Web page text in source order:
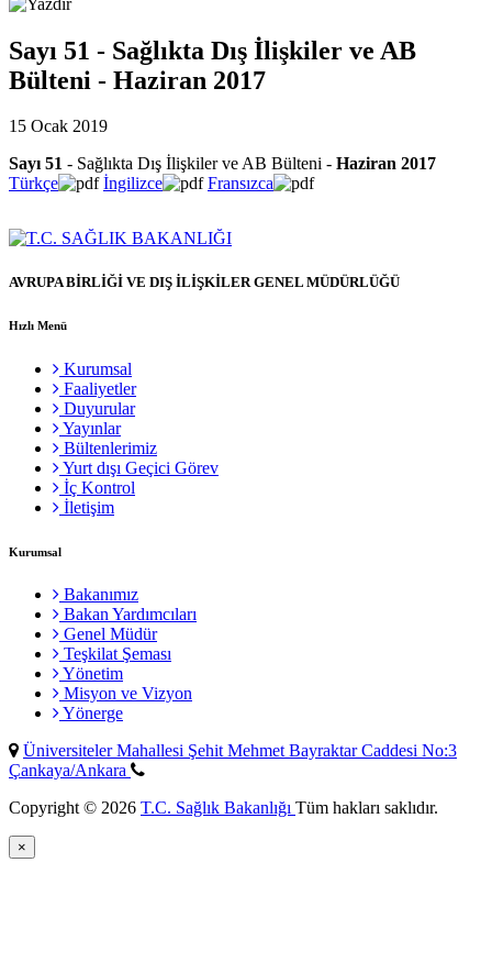
Sayı 51 - Sağlıkta Dış İlişkiler ve AB
Bülteni - Haziran 2017
15 Ocak 2019
Sayı 51 - Sağlıkta Dış İlişkiler ve AB Bülteni - Haziran 2017
Türkçe
İngilizce Fransızca
AVRUPA BİRLİĞİ VE DIŞ İLİŞKİLER GENEL MÜDÜRLÜĞÜ
Hızlı Menü
Kurumsal
Faaliyetler
Duyurular
Yayınlar
Bültenlerimiz
Yurt dışı Geçici Görev
İç Kontrol
İletişim
Kurumsal
Bakanımız
Bakan Yardımcıları
Genel Müdür
Teşkilat Şeması
Yönetim
Misyon ve Vizyon
Yönerge
Üniversiteler Mahallesi Şehit Mehmet Bayraktar Caddesi No:3
Çankaya/Ankara
Copyright © 2026 T.C. Sağlık Bakanlığı Tüm hakları saklıdır.
×